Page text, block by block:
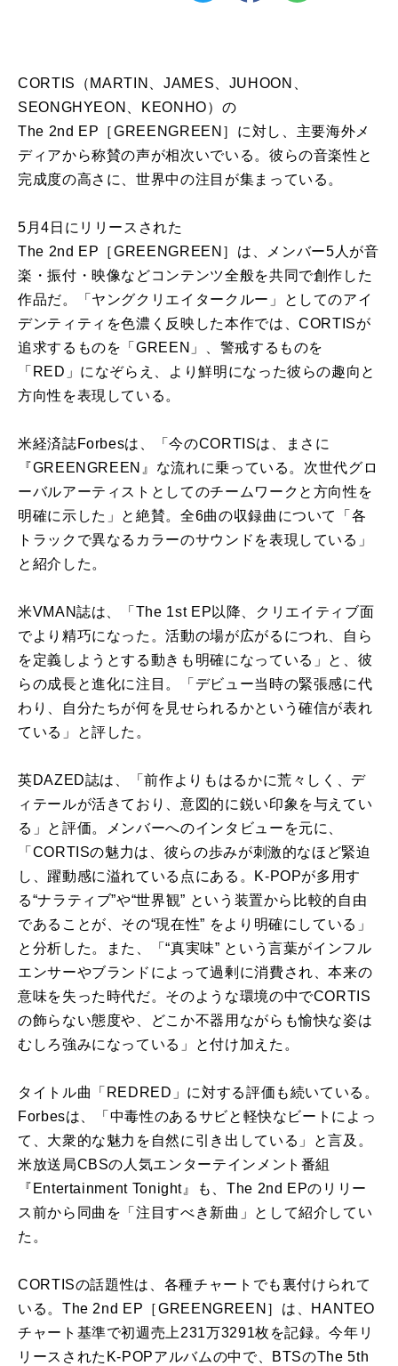
CORTIS
（MARTIN、JAMES、JUHOON、
SEONGHYEON、KEONHO） の
The 2nd EP ［GREENGREEN ］ に対し、主要海外 メ
ディアから称賛の声が相次いでいる。彼らの音楽性と
完成度の高さ に 、世界中の注目 が集まっている。
5 月4日 に リリースされた
The 2nd EP ［GREENGREEN ］は、メンバー5 人 が音
楽・振付・映像な どコンテンツ全般を共同で創作した
作品だ。「ヤングクリエイタークルー」としてのアイ
デンティティを色濃く反映した本作では、CORTISが
追求するものを「GREEN」、警戒するものを
「RED」 に なぞらえ、より鮮明 にな った彼らの趣向と
方向性を表現している。
米経済誌Forbesは、「今のCORTISは、
まさに
『GREENGREEN 』 な流れに乗っている。次世代グロ
ーバルアーティストとしてのチームワークと方向性を
明確に 示した」と絶賛。全6曲の収録曲 について「各
トラックで異なるカラーのサウンドを表現している」
と紹介した。
米VMAN誌は、「The 1st EP 以降、クリエイティブ面
でより精巧に なった。活動の場が広がる につれ、自ら
を定義しようとする動きも明確に なっている」と、彼
らの成長と進化に注目 。「デビュー当時の緊張感に代
わり、自分たちが何を見せられるかという確信が表れ
ている」と評した。
英DAZED誌は、「前作よりもはるかに荒々しく、デ
ィテールが活きており、意図的に鋭い印象を与えてい
る」と評価。メンバーへのインタビューを元に
「 CORTISの魅力は、彼らの歩みが刺激的なほど緊迫
し、躍動感に溢れている点にある。K-POPが多用す
る“ナラティブ”や“世界観” という装置から比較的自由
であること が 、その“現在性” をより明確に している」
と分析した。また、「“真実味” という言葉がインフル
エンサーやブランド に よって過剰 に消費され、本来の
意味を失った時代だ。そのよう な環境の中でCORTIS
の飾ら ない態度や、どこか不器用 ながらも愉快な姿は
むしろ強みに なっている」と付け加えた。
タイトル曲「REDRED」 に対する評価も続いている。
Forbesは、「中毒性のあるサビと軽快な ビート に よっ
て、大衆的な魅力を自然に 引き出している」と言及。
米放送局CBSの 人気エンターテインメント番組
『Entertainment Tonight』も、The 2nd EPの リリー
ス前から同曲を「注目すべき新曲」として紹介してい
た。
CORTISの話題性は、各種チャートでも裏付けられて
いる。The 2nd EP ［GREENGREEN ］は、HANTEO
チャート基準で初週売上231万3291枚を記録。今年リ
リースされたK-POPアルバムの中で、BTSのThe 5th